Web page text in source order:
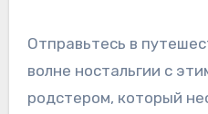
Отправьтесь в
волне ностальгии с
родстером, который